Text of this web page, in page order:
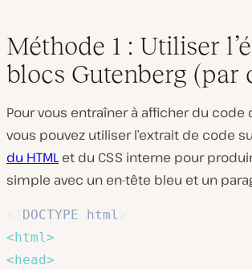
Méthode 1 : Utiliser
blocs Gutenberg (par
Pour vous entraîner à afficher du code
vous pouvez utiliser l’extrait de code
du HTMLet du CSS interne pour
simple avec un en-tête bleu et un
DOCTYPE html
<html >
<head>